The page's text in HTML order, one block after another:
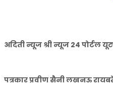
अदिती न्यूज श्री न्यूज 24
पत्रकार प्रवीण सैनी लखनऊ